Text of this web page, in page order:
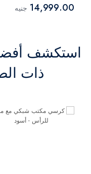
14,999.00 جنيه
استكشف
ذات